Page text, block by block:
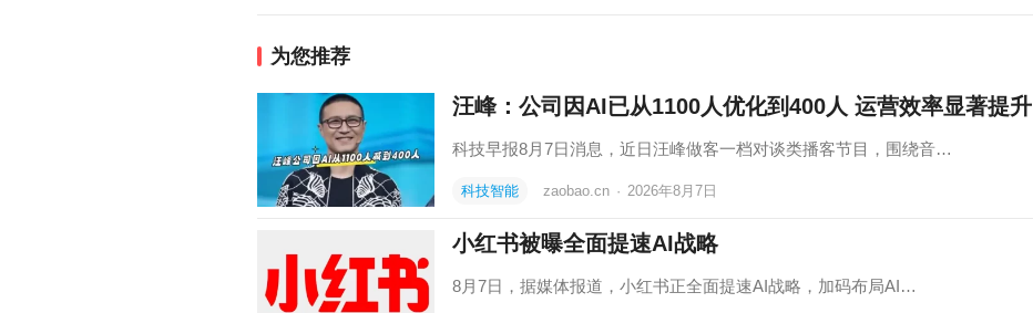
为您推荐
汪峰：公司因AI已从1100人优化到400人 运营效率显著提升
科技早报8月7日消息，近日汪峰做客一档对谈类播客节目，围绕音…
科技智能 zaobao.cn · 2026年8月7日
小红书被曝全面提速AI战略
8月7日，据媒体报道，小红书正全面提速AI战略，加码布局AI…